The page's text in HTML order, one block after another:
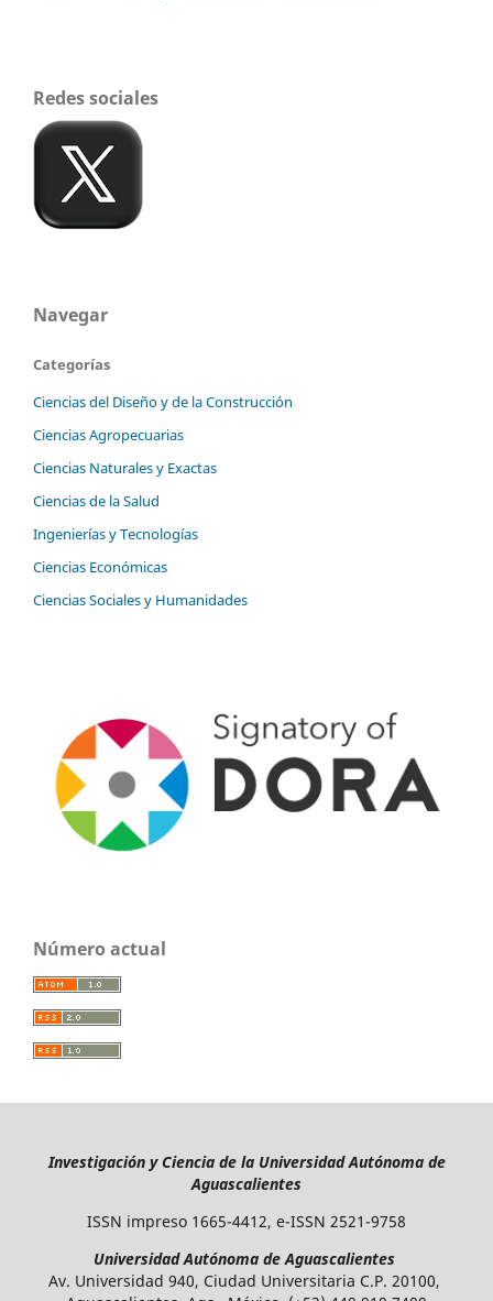
Redes sociales
Navegar
Categorías
Ciencias del Diseño y de la Construcción
Ciencias Agropecuarias
Ciencias Naturales y Exactas
Ciencias de la Salud
Ingenierías y Tecnologías
Ciencias Económicas
Ciencias Sociales y Humanidades
Número actual
Investigación y Ciencia de la Universidad Autónoma de
Aguascalientes
ISSN impreso 1665-4412, e-ISSN 2521-9758
Universidad Autónoma de Aguascalientes
Av. Universidad 940, Ciudad Universitaria C.P. 20100,